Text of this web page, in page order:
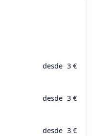
desde 3 €
desde 3 €
desde 3 €